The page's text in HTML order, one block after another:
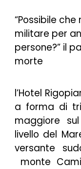
“Possibile
militare per
persone?” il
morte
l’Hotel
a forma di
maggiore
livello del
versante
monte